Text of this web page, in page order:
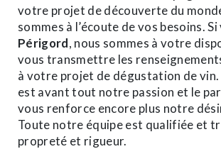
votre projet de découverte du
sommes à l’écoute de vos besoins.
Périgord, nous sommes à votre
vous transmettre les
à votre projet de dégustation de
est avant tout notre passion et le
vous renforce encore plus notre
Toute notre équipe est qualifiée et
propreté et rigueur.